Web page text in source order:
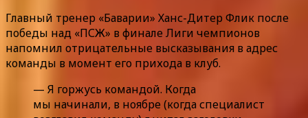
Главный тренер «Баварии» Ханс-Дитер Флик после
победы над «ПСЖ» в финале Лиги чемпионов
напомнил отрицательные высказывания в адрес
команды в момент его прихода в клуб.
— Я горжусь командой. Когда
мы начинали, в ноябре (когда специалист